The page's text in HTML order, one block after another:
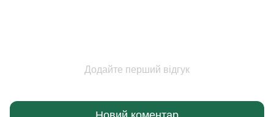
Додайте перший відгук